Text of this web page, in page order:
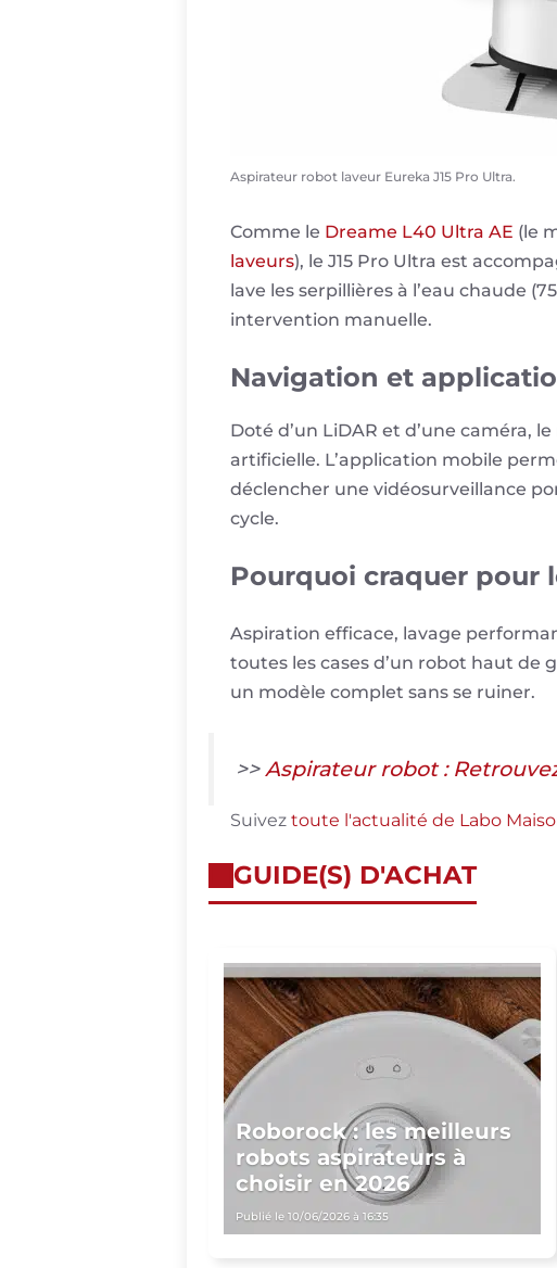
Aspirateur robot laveur Eureka J15 Pro Ultra.
Comme le Dreame L40 Ultra AE (le
laveurs), le J15 Pro Ultra est
lave les serpillières à l’eau chaude
intervention manuelle.
Navigation et
Doté d’un LiDAR et d’une caméra,
artificielle. L’application mobile
déclencher une vidéosurveillance
cycle.
Pourquoi craquer pour
Aspiration efficace, lavage
toutes les cases d’un robot haut de
un modèle complet sans se ruiner.
>>Aspirateur robot :
Suivez toute l'actualité de Labo
GUIDE(S) D'ACHAT
Roborock : les meilleurs
robots aspirateurs à
choisir en 2026
Publié le 10/06/2026 à 16:35